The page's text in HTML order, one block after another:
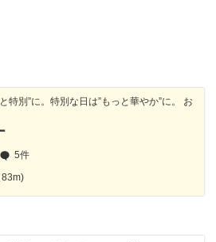
特別”に。特別な日は”もっと華やか”に。 お
5件
83m)